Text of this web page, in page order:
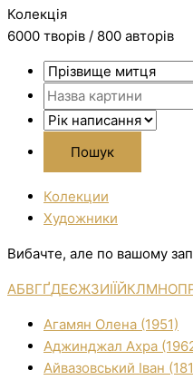
Колекція
6000 творiв / 800 авторів
Колекции
Художники
Вибачте, але по вашому
АБВГҐДЕЄЖЗИІЇЙКЛМНОП
Агамян Олена (1951)
Аджинджал Ахра
Айвазовський Іван